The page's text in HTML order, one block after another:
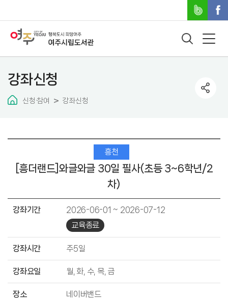
강좌신청
신청·참여 강좌신청
흥천
[흥더랜드]와글와글 30일 필사(초등 3~6학년/2
차)
강좌기간
2026-06-01 ~ 2026-07-12
교육종료
강좌시간 주5일
강좌요일 월, 화, 수, 목, 금
장소 네이버밴드